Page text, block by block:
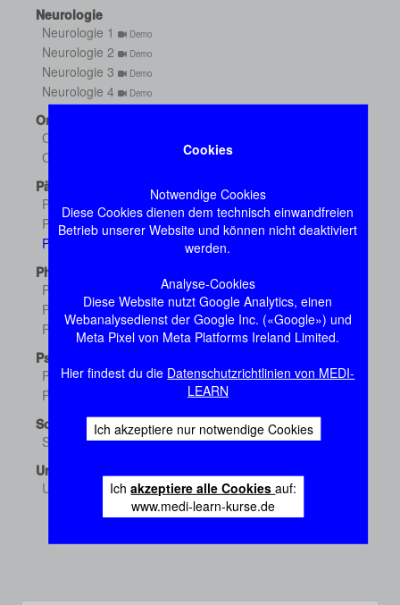
Cookies
Notwendige Cookies
Diese Cookies dienen dem technisch einwandfreien
Betrieb unserer Website und können nicht deaktiviert
werden.
Analyse-Cookies
Diese Website nutzt Google Analytics, einen
Webanalysedienst der Google Inc. («Google») und
Meta Pixel von Meta Platforms Ireland Limited.
Hier findest du die Datenschutzrichtlinien von MEDI-
LEARN
Ich akzeptiere nur notwendige Cookies
Ichakzeptiere alle Cookiesauf:
www.medi-learn-kurse.de
Neurologie
Neurologie 1
Demo
Neurologie 2 Demo
Neurologie 3 Demo
Neurologie 4 Demo
Orthopädie
Orthopädie 1
Orthopädie 2
Pädiatrie
Pädiatrie 1
Demo
Pädiatrie 2 Demo
Pädiatrie 3
Pharmakologie
Pharmakologie 1
Demo
Pharmakologie 2
Pharmakologie 3 Demo
Psychiatrie
Psychiatrie 1
Demo
Psychiatrie 2
Sozialmed./Epidem.
Sozialmed./Epidem.
Demo
Urologie
Urologie
Demo